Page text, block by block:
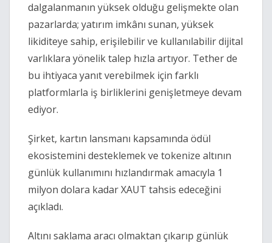
dalgalanmanın yüksek olduğu gelişmekte olan
pazarlarda; yatırım imkânı sunan, yüksek
likiditeye sahip, erişilebilir ve kullanılabilir dijital
varlıklara yönelik talep hızla artıyor. Tether de
bu ihtiyaca yanıt verebilmek için farklı
platformlarla iş birliklerini genişletmeye devam
ediyor.
Şirket, kartın lansmanı kapsamında ödül
ekosistemini desteklemek ve tokenize altının
günlük kullanımını hızlandırmak amacıyla 1
milyon dolara kadar XAUT tahsis edeceğini
açıkladı.
Altını saklama aracı olmaktan çıkarıp günlük